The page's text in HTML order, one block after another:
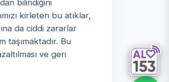
bilindiğini
kirleten bu atıklar,
da ciddi zararlar
taşımaktadır. Bu
ve geri